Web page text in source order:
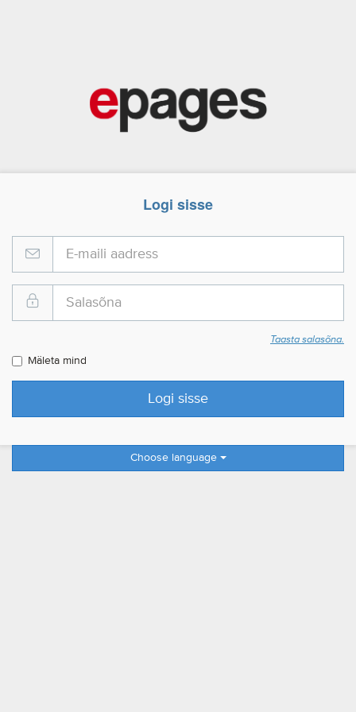
Logi sisse
Taasta salasõna.
Mäleta mind
Choose language